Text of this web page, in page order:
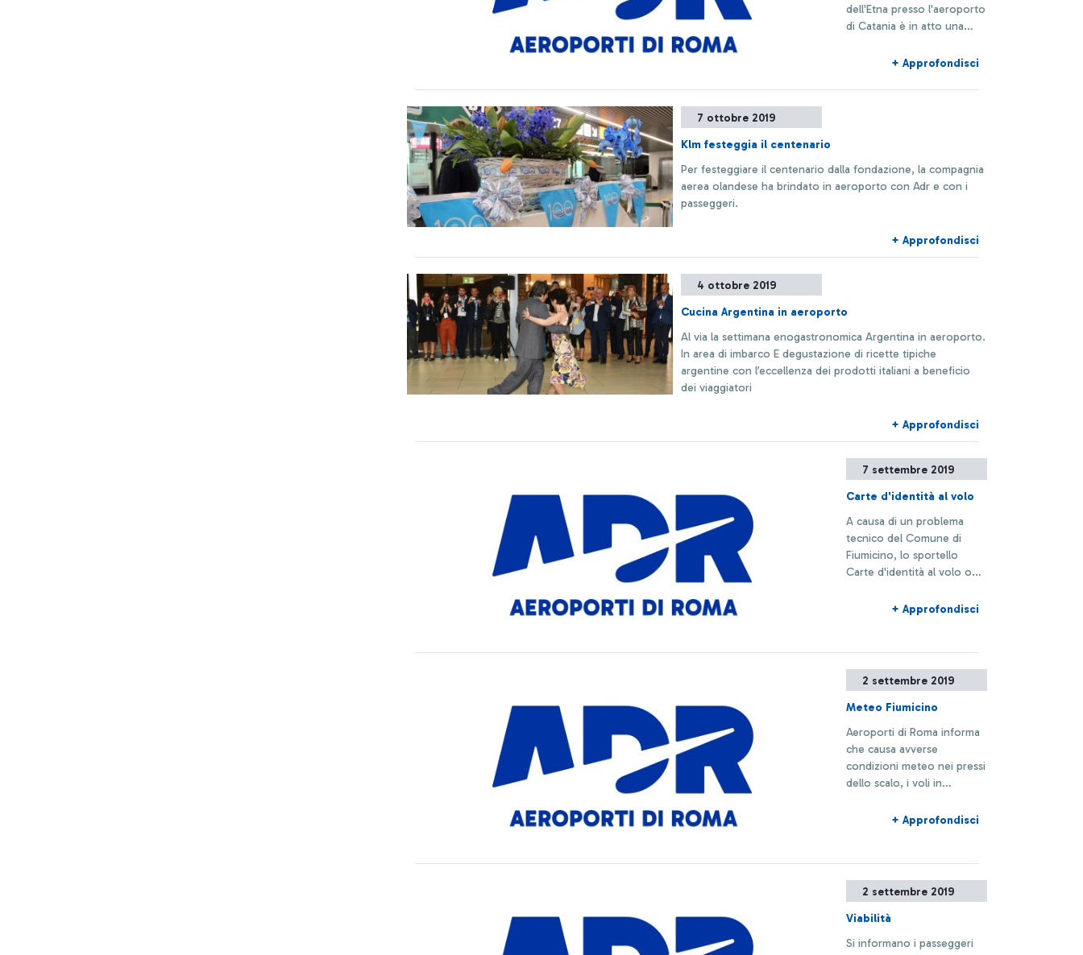
dell'Etna presso l'aeroporto
di Catania è in atto una
+ Approfondisci
7 ottobre 2019
Klm festeggia il centenario
Per festeggiare il centenario dalla fondazione, la compagnia
aerea olandese ha brindato in aeroporto con Adr e con i
passeggeri.
+ Approfondisci
4 ottobre 2019
Cucina Argentina in aeroporto
Al via la settimana enogastronomica Argentina in aeroporto.
In area di imbarco E degustazione di ricette tipiche
argentine con l’eccellenza dei prodotti italiani a beneficio
dei viaggiatori
+ Approfondisci
7 settembre 2019
Carte d'identità al volo
A causa di un problema
tecnico del Comune di
Fiumicino, lo sportello
Carte d'identità al volo oggi
+ Approfondisci
2 settembre 2019
Meteo Fiumicino
Aeroporti di Roma informa
che causa avverse
condizioni meteo nei pressi
dello scalo, i voli in
subire ritardi o+ Approfondisci
2 settembre 2019
Viabilità
Si informano i passeggeri